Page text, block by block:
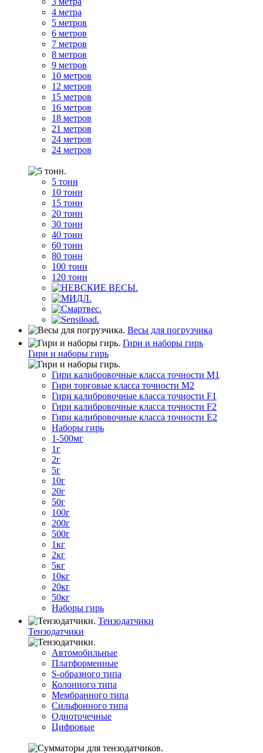
4 метра
5 метров
6 метров
7 метров
8 метров
9 метров
10 метров
12 метров
15 метров
16 метров
18 метров
21 метров
24 метров
24 метров
5 тонн
10 тонн
15 тонн
20 тонн
30 тонн
40 тонн
60 тонн
80 тонн
100 тонн
120 тонн
Весы для погрузчика
Гири и наборы гирь
Гири и наборы гирь
Гири калибровочные класса точности M1
Гири торговые класса точности M2
Гири калибровочные класса точности F1
Гири калибровочные класса точности F2
Гири калибровочные класса точности E2
Наборы гирь
1-500мг
1г
2г
5г
10г
20г
50г
100г
200г
500г
1кг
2кг
5кг
10кг
20кг
50кг
Наборы гирь
Тензодатчики
Тензодатчики
Автомобильные
Платформенные
S-образного типа
Колонного типа
Мембранного типа
Сильфонного типа
Одноточечные
Цифровые